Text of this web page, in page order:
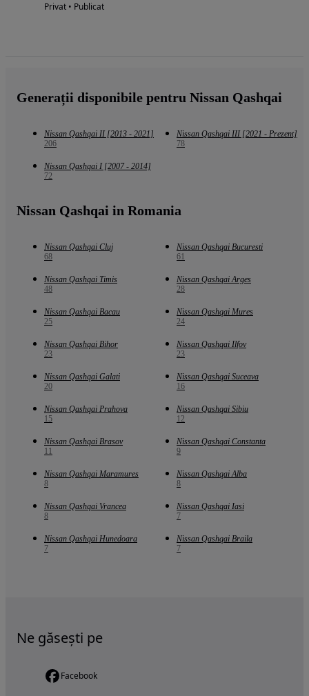
Privat • Publicat
Generații disponibile pentru Nissan Qashqai
Nissan Qashqai II [2013 - 2021]
206
Nissan Qashqai III [2021 - Prezent]
78
Nissan Qashqai I [2007 - 2014]
72
Nissan Qashqai in Romania
Nissan Qashqai Cluj
68
Nissan Qashqai Bucuresti
61
Nissan Qashqai Timis
48
Nissan Qashqai Arges
28
Nissan Qashqai Bacau
25
Nissan Qashqai Mures
24
Nissan Qashqai Bihor
23
Nissan Qashqai Ilfov
23
Nissan Qashqai Galati
20
Nissan Qashqai Suceava
16
Nissan Qashqai Prahova
15
Nissan Qashqai Sibiu
12
Nissan Qashqai Brasov
11
Nissan Qashqai Constanta
9
Nissan Qashqai Maramures
8
Nissan Qashqai Alba
8
Nissan Qashqai Vrancea
8
Nissan Qashqai Iasi
7
Nissan Qashqai Hunedoara
7
Nissan Qashqai Braila
7
Ne găsești pe
Facebook